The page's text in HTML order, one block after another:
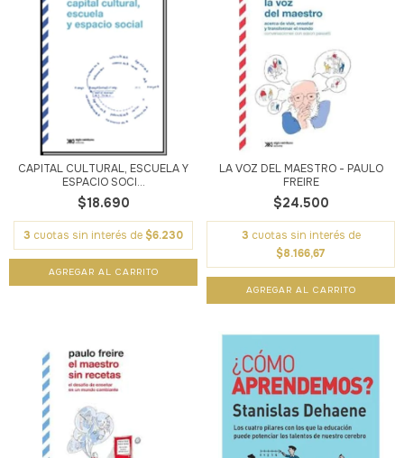
CAPITAL CULTURAL, ESCUELA Y
ESPACIO SOCI...
$18.690
3 cuotas sin interés de $6.230
LA VOZ DEL MAESTRO - PAULO
FREIRE
$24.500
3 cuotas sin interés de
$8.166,67